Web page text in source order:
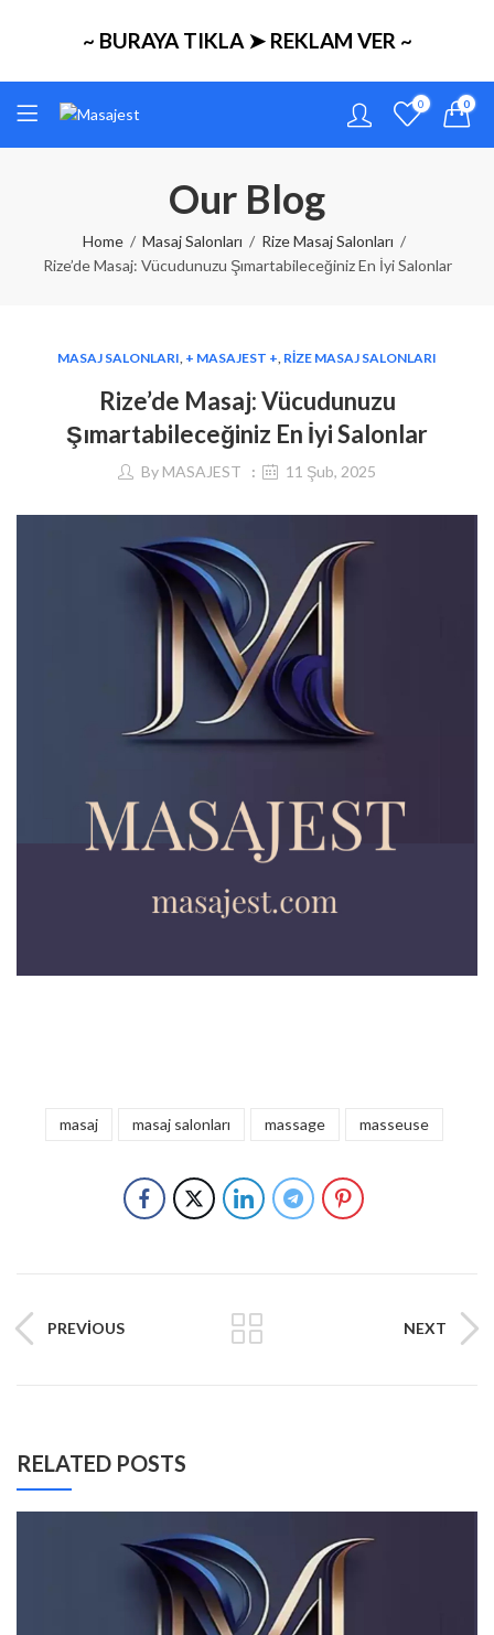
~ BURAYA TIKLA ➤ REKLAM VER ~
0 0
Our Blog
Home Masaj Salonları
Rize Masaj Salonları
Rize’de Masaj: Vücudunuzu Şımartabileceğiniz En İyi Salonlar
MASAJ SALONLARI, + MASAJEST +, RIZE MASAJ SALONLARI
Rize’de Masaj: Vücudunuzu
Şımartabileceğiniz En İyi Salonlar
By MASAJEST 11 Şub, 2025
masaj masaj salonları massage masseuse
PREVIOUS NEXT
RELATED POSTS